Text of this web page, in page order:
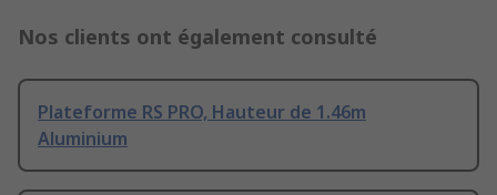
Nos clients ont également consulté
Plateforme RS PRO, Hauteur de 1.46m
Aluminium